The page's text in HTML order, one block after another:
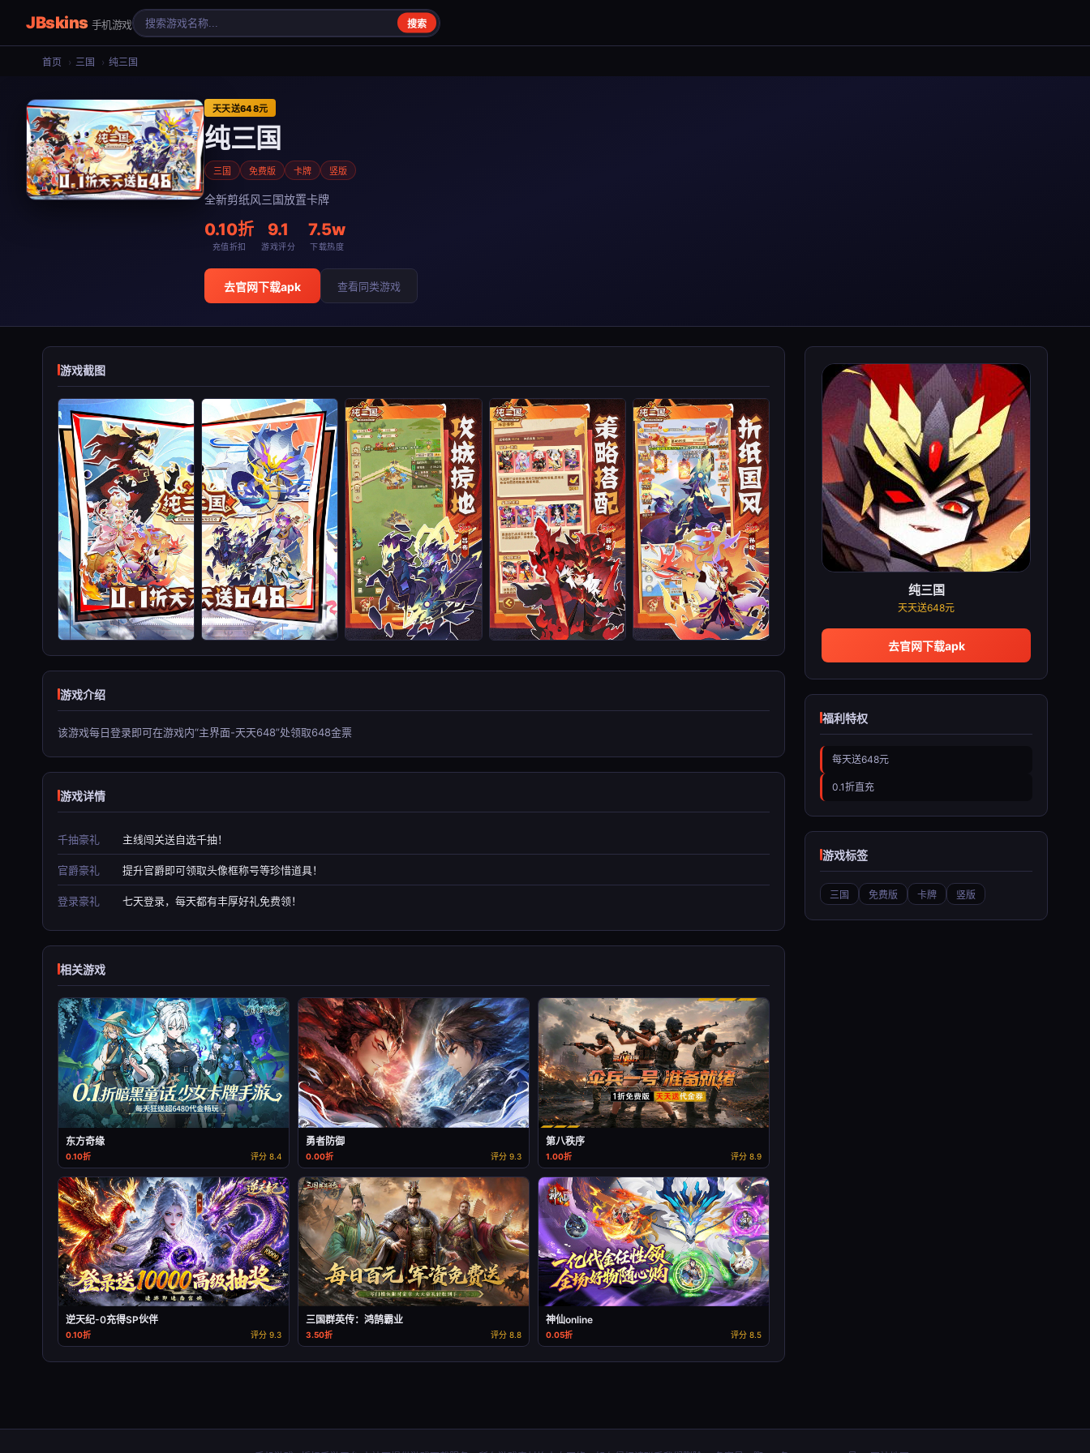
JBskins 手机游戏 搜索
首页 › 三国 › 纯三国
天天送648元
纯三国
三国 免费版 卡牌 竖版
全新剪纸风三国放置卡牌
0.10折
充值折扣
9.1
游戏评分
7.5w
下载热度
去官网下载apk 查看同类游戏
游戏截图
游戏介绍
该游戏每日登录即可在游戏内“主界面-天天648”处领取648金票
游戏详情
千抽豪礼 主线闯关送自选千抽！
官爵豪礼 提升官爵即可领取头像框称号等珍惜道具！
登录豪礼 七天登录，每天都有丰厚好礼免费领！
相关游戏
东方奇缘
0.10折 评分 8.4
勇者防御
0.00折 评分 9.3
第八秩序
1.00折 评分 8.9
逆天纪-0充得SP伙伴
0.10折 评分 9.3
三国群英传：鸿鹄霸业
3.50折 评分 8.8
神仙online
0.05折 评分 8.5
纯三国
天天送648元
去官网下载apk
福利特权
每天送648元
0.1折直充
游戏标签
三国 免费版 卡牌 竖版